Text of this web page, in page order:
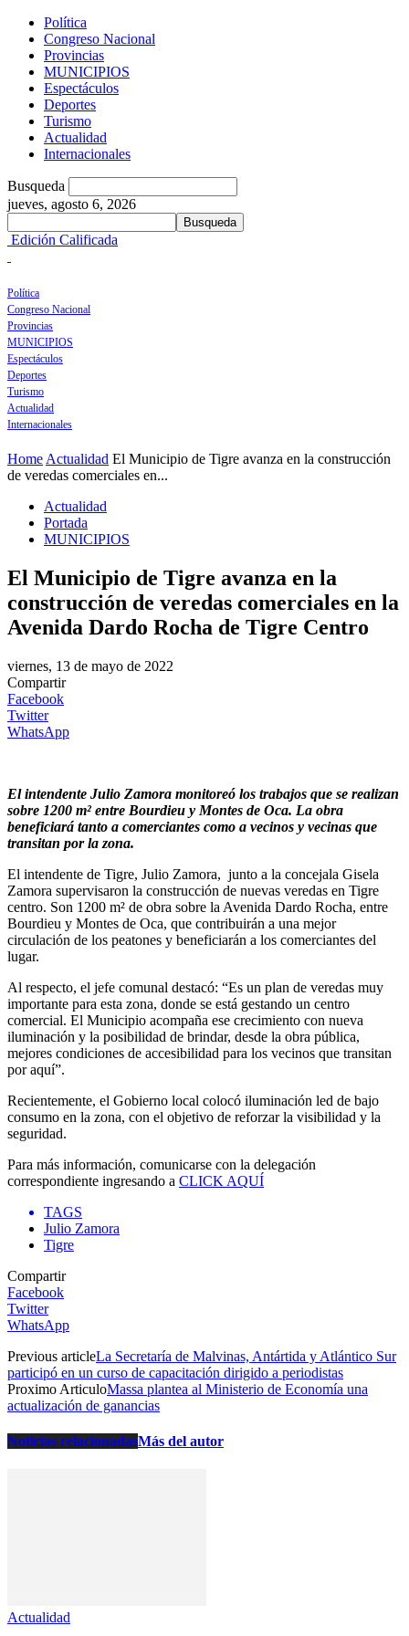
Política
Congreso Nacional
Provincias
MUNICIPIOS
Espectáculos
Deportes
Turismo
Actualidad
Internacionales
Busqueda
jueves, agosto 6, 2026
Edición Calificada
Política
Congreso Nacional
Provincias
MUNICIPIOS
Espectáculos
Deportes
Turismo
Actualidad
Internacionales
Home Actualidad El Municipio de Tigre avanza en la construcción
de veredas comerciales en...
Actualidad
Portada
MUNICIPIOS
El Municipio de Tigre avanza en la
construcción de veredas comerciales en la
Avenida Dardo Rocha de Tigre Centro
viernes, 13 de mayo de 2022
Compartir
Facebook
Twitter
WhatsApp
El intendente Julio Zamora monitoreó los trabajos que se realizan
sobre 1200 m² entre Bourdieu y Montes de Oca. La obra
beneficiará tanto a comerciantes como a vecinos y vecinas que
transitan por la zona.
El intendente de Tigre, Julio Zamora, junto a la concejala Gisela
Zamora supervisaron la construcción de nuevas veredas en Tigre
centro. Son 1200 m² de obra sobre la Avenida Dardo Rocha, entre
Bourdieu y Montes de Oca, que contribuirán a una mejor
circulación de los peatones y beneficiarán a los comerciantes del
lugar.
Al respecto, el jefe comunal destacó: “Es un plan de veredas muy
importante para esta zona, donde se está gestando un centro
comercial. El Municipio acompaña ese crecimiento con nueva
iluminación y la posibilidad de brindar, desde la obra pública,
mejores condiciones de accesibilidad para los vecinos que transitan
por aquí”.
Recientemente, el Gobierno local colocó iluminación led de bajo
consumo en la zona, con el objetivo de reforzar la visibilidad y la
seguridad.
Para más información, comunicarse con la delegación
correspondiente ingresando a CLICK AQUÍ
TAGS
Julio Zamora
Tigre
Compartir
Facebook
Twitter
WhatsApp
Previous articleLa Secretaría de Malvinas, Antártida y Atlántico Sur
participó en un curso de capacitación dirigido a periodistas
Proximo ArticuloMassa plantea al Ministerio de Economía una
actualización de ganancias
Noticias relacionadasMás del autor
Actualidad